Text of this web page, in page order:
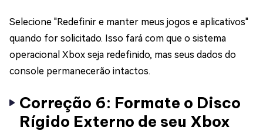
Selecione "Redefinir e manter meus jogos e aplicativos"
quando for solicitado. Isso fará com que o sistema
operacional Xbox seja redefinido, mas seus dados do
console permanecerão intactos.
Correção 6: Formate o Disco
Rígido Externo de seu Xbox